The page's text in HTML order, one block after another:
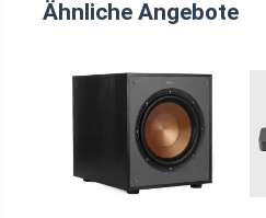
Ähnliche Angebote